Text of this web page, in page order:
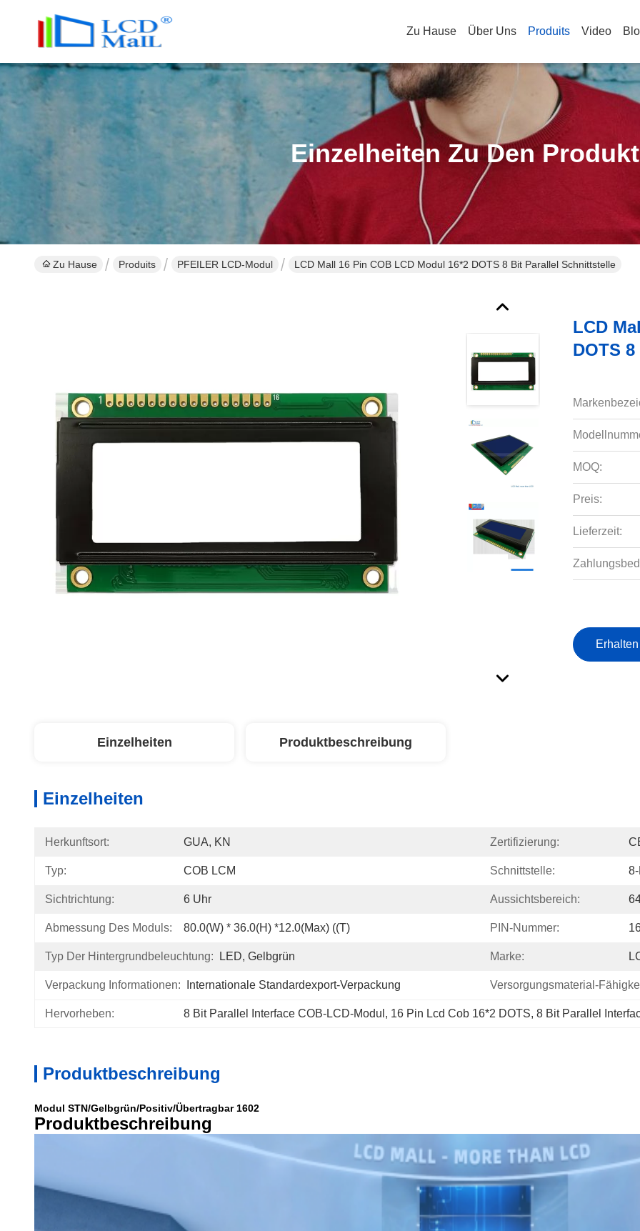
Zu Hause Über Uns Produits Video
Einzelheiten Zu Den
Zu Hause Produits PFEILER LCD-Modul LCD Mall 16 Pin COB LCD Modul 16*2 DOTS 8 Bit Parallel Schnittstelle
LCD
DOTS
MOQ:
Preis:
Lieferzeit:
Einzelheiten Produktbeschreibung
Einzelheiten
Herkunftsort: GUA, KN Zertifizierung:
Typ: COB LCM Schnittstelle:
Sichtrichtung: 6 Uhr Aussichtsbereich:
Abmessung Des Moduls: 80.0(W) * 36.0(H) *12.0(Max) ((T) PIN-Nummer:
Typ Der Hintergrundbeleuchtung: LED, Gelbgrün Marke:
Verpackung Informationen: Internationale Standardexport-Verpackung Versorgungsmaterial-
Hervorheben: 8 Bit Parallel Interface COB-LCD-Modul , 16 Pin Lcd Cob 16*2 DOTS, 8 Bit Parallel
Produktbeschreibung
Modul STN/Gelbgrün/Positiv/Übertragbar 1602
Produktbeschreibung